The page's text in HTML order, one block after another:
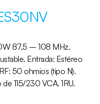
87,5 – 108 MHz.
Entrada: Estéreo
50 ohmios (tipo N).
115/230 VCA. 1RU.